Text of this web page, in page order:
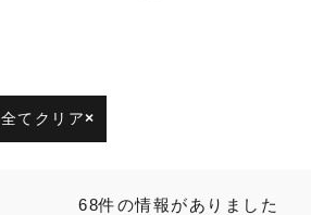
全てクリア×
68件の情報がありました